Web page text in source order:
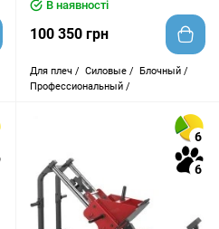
В наявності
100 350 грн
Для плеч / Силовые /
Блочный /
Профессиональный /
6
6